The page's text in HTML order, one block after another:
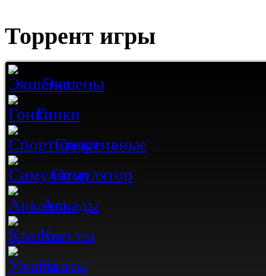
Торрент игры
Экшены
Гонки
Спортивные
Симулятор
Аркады
Квесты
Ужасы